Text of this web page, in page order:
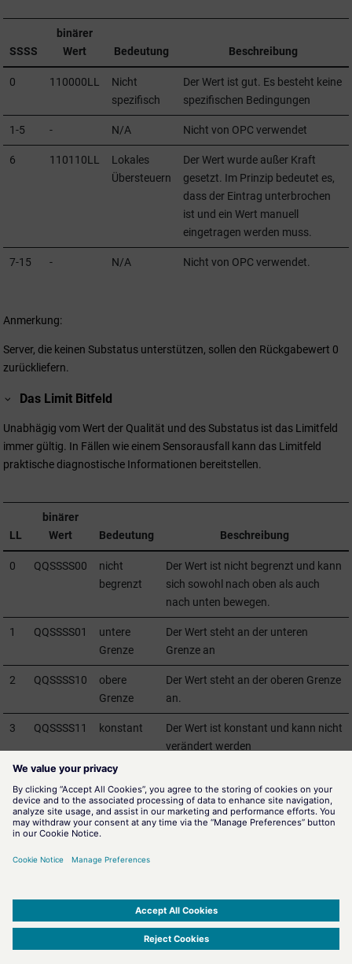
SSSS
binärer
Wert
Bedeutung Beschreibung
0 110000LL
Nicht
spezifisch
Der Wert ist gut. Es besteht keine
spezifischen Bedingungen
1-5 - N/A Nicht von OPC verwendet
6 110110LL
Lokales
Übersteuern
Der Wert wurde außer Kraft
gesetzt. Im Prinzip bedeutet es,
dass der Eintrag unterbrochen
ist und ein Wert manuell
eingetragen werden muss.
7-15 - N/A Nicht von OPC verwendet.
Anmerkung:
Server, die keinen Substatus unterstützen, sollen den Rückgabewert 0
zurückliefern.
Das Limit Bitfeld
Unabhägig vom Wert der Qualität und des Substatus ist das Limitfeld
immer gültig. In Fällen wie einem Sensorausfall kann das Limitfeld
praktische diagnostische Informationen bereitstellen.
LL
binärer
Wert
Bedeutung Beschreibung
0 QQSSSS00
nicht
begrenzt
Der Wert ist nicht begrenzt und kann
sich sowohl nach oben als auch
nach unten bewegen.
1 QQSSSS01
untere
Grenze
Der Wert steht an der unteren
Grenze an
2 QQSSSS10
obere
Grenze
Der Wert steht an der oberen Grenze
an.
3 QQSSSS11 konstant
Der Wert ist konstant und kann nicht
verändert werden
Anmerkung:
Server, die keinen Substatus unterstützen, sollen den Rückgabewert 0
dieses Bitfeld in dem Abschnitt "QUALITÄT" der OPC Header-Dateien.
SIMATIC WinCC Open Architecture Version 3.21.5 - © ETM professional control GmbH